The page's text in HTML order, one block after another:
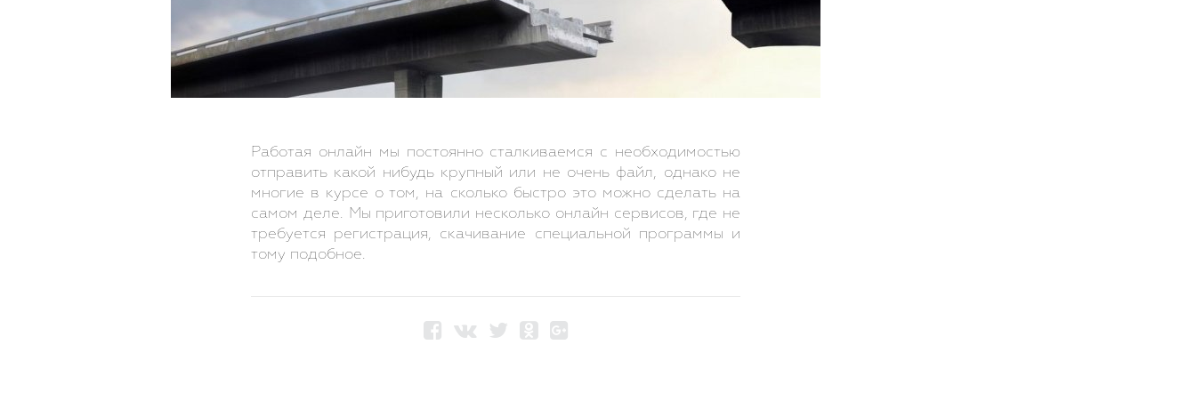
Работая онлайн мы постоянно сталкиваемся с необходимостью
отправить какой нибудь крупный или не очень файл, однако не
многие в курсе о том, на сколько быстро это можно сделать на
самом деле. Мы приготовили несколько онлайн сервисов, где не
требуется регистрация, скачивание специальной программы и
тому подобное.